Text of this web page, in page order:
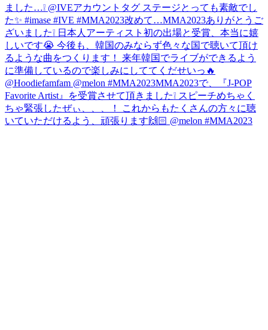
ました…❕ @IVEアカウントタグ ステージとっても素敵でし
た✨ #imase #IVE #MMA2023改めて…MMA2023ありがとうご
ざいました❕ 日本人アーティスト初の出場と受賞、本当に嬉
しいです😭 今後も、韓国のみならず色々な国で聴いて頂け
るような曲をつくります！ 来年韓国でライブができるよう
に準備しているので楽しみにしててくだせいっ🔥
@Hoodiefamfam @melon #MMA2023MMA2023で、『J-POP
Favorite Artist』を受賞させて頂きました❕ スピーチめちゃく
ちゃ緊張したぜぃ、、、！ これからもたくさんの方々に聴
いていただけるよう、頑張ります🙌🏻 @melon #MMA2023